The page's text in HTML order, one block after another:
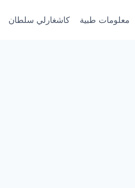
معلومات طبية كاشغارلي سلطان